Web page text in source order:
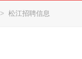
> 松江招聘信息